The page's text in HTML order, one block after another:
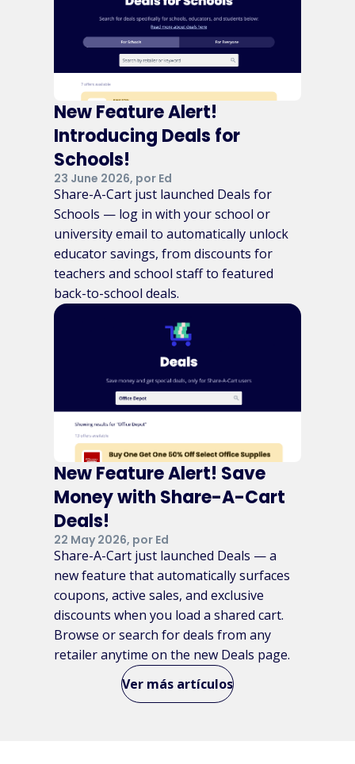
New Feature Alert!
Introducing Deals for
Schools!
23 June 2026, por Ed
Share-A-Cart just launched Deals for
Schools — log in with your school or
university email to automatically unlock
educator savings, from discounts for
teachers and school staff to featured
back-to-school deals.
New Feature Alert! Save
Money with Share-A-Cart
Deals!
22 May 2026, por Ed
Share-A-Cart just launched Deals — a
new feature that automatically surfaces
coupons, active sales, and exclusive
discounts when you load a shared cart.
Browse or search for deals from any
retailer anytime on the new Deals page.
Ver más artículos